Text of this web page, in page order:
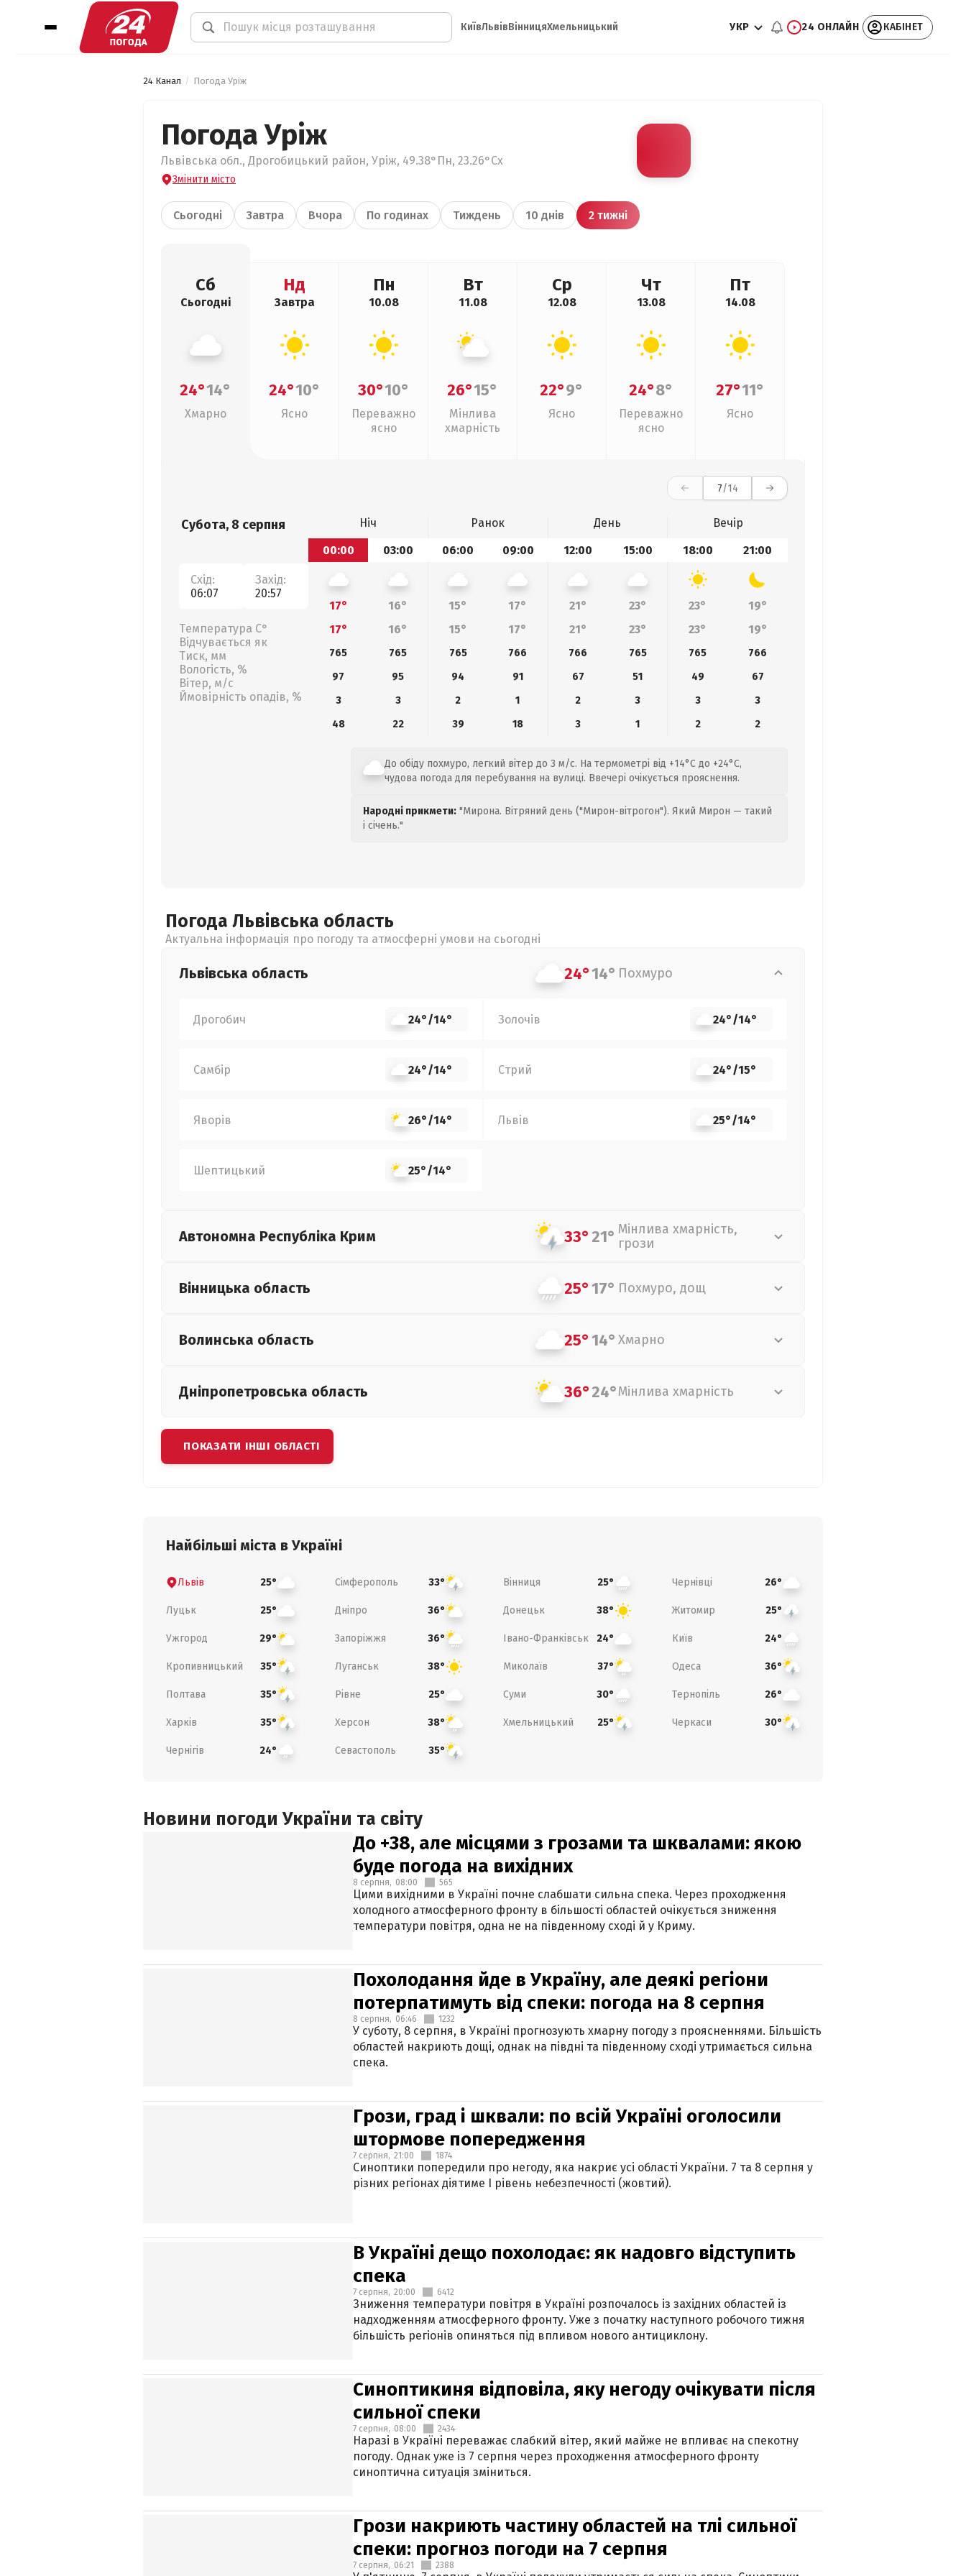
КиївЛьвівВінницяХмельницький УКР 24 ОНЛАЙН КАБІНЕТ
24 Канал Погода Уріж
Погода Уріж
Львівська обл., Дрогобицький район, Уріж, 49.38°Пн, 23.26°Сх
Змінити місто
Сьогодні Завтра Вчора По годинах Тиждень 10 днів 2 тижні
Сб
Сьогодні
24°14°
Хмарно
Нд
Завтра
24°10°
Ясно
Пн
10.08
30°10°
Переважно
ясно
Вт
11.08
26°15°
Мінлива
хмарність
Ср
12.08
22°9°
Ясно
Чт
13.08
24°8°
Переважно
ясно
Пт
14.08
27°11°
Ясно
7/14
Субота, 8 серпня
Схід:
06:07
Захід:
20:57
Температура С°
Відчувається як
Тиск, мм
Вологість, %
Вітер, м/с
Ймовірність опадів, %
Ніч Ранок День
Вечір
00:00
03:00 06:00 09:00 12:00 15:00 18:00 21:00
17° 16° 15° 17° 21° 23° 23°
19°
17°
16° 15° 17° 21° 23° 23° 19°
765 765 765 766 766 765 765
766
97
95 94 91 67 51 49
67
3
3 2 1 2 3 3
3
48
22 39 18 3 1 2 2
До обіду похмуро, легкий вітер до 3 м/с. На термометрі від +14°C до +24°C,
чудова погода для перебування на вулиці. Ввечері очікується прояснення.
Народні прикмети: "Мирона. Вітряний день ("Мирон-вітрогон"). Який Мирон — такий
і січень."
Погода Львівська область
Актуальна інформація про погоду та атмосферні умови на сьогодні
Львівська область 24°14° Похмуро
Дрогобич 24°/14° Золочів 24°/14°
Самбір 24°/14° Стрий 24°/15°
Яворів 26°/14° Львів 25°/14°
Шептицький 25°/14°
Автономна Республіка Крим 33°21° Мінлива хмарність,
грози
Вінницька область 25°17° Похмуро, дощ
Волинська область 25°14° Хмарно
Дніпропетровська область 36°24°Мінлива хмарність
ПОКАЗАТИ ІНШІ ОБЛАСТІ
Найбільші міста в Україні
Львів 25° Сімферополь 33° Вінниця 25° Чернівці 26°
Луцьк 25° Дніпро 36° Донецьк 38° Житомир 25°
Ужгород 29° Запоріжжя 36° Івано-Франківськ 24° Київ 24°
Кропивницький 35° Луганськ 38° Миколаїв 37° Одеса 36°
Полтава 35° Рівне 25° Суми 30° Тернопіль 26°
Харків 35° Херсон 38° Хмельницький 25° Черкаси 30°
Чернігів 24° Севастополь 35°
Новини погоди України та світу
До +38, але місцями з грозами та шквалами: якою
буде погода на вихідних
8 серпня, 08:00 565
Цими вихідними в Україні почне слабшати сильна спека. Через проходження
холодного атмосферного фронту в більшості областей очікується зниження
температури повітря, одна не на південному сході й у Криму.
Похолодання йде в Україну, але деякі регіони
потерпатимуть від спеки: погода на 8 серпня
8 серпня, 06:46 1232
У суботу, 8 серпня, в Україні прогнозують хмарну погоду з проясненнями. Більшість
областей накриють дощі, однак на півдні та південному сході утримається сильна
спека.
Грози, град і шквали: по всій Україні оголосили
штормове попередження
7 серпня, 21:00 1874
Синоптики попередили про негоду, яка накриє усі області України. 7 та 8 серпня у
різних регіонах діятиме І рівень небезпечності (жовтий).
В Україні дещо похолодає: як надовго відступить
спека
7 серпня, 20:00 6412
Зниження температури повітря в Україні розпочалось із західних областей із
надходженням атмосферного фронту. Уже з початку наступного робочого тижня
більшість регіонів опиняться під впливом нового антициклону.
Синоптикиня відповіла, яку негоду очікувати після
сильної спеки
7 серпня, 08:00 2434
Наразі в Україні переважає слабкий вітер, який майже не впливає на спекотну
погоду. Однак уже із 7 серпня через проходження атмосферного фронту
синоптична ситуація зміниться.
Грози накриють частину областей на тлі сильної
спеки: прогноз погоди на 7 серпня
7 серпня, 06:21 2388